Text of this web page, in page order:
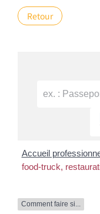
Retour
Accueil
food-truck,
Comment faire si...